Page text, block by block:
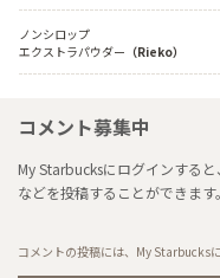
ノンシロップ
エクストラパウダー （Rieko）
コメント募集中
My Starbucksにログインする
などを投稿することができます。
コメントの投稿には、My Starbucks